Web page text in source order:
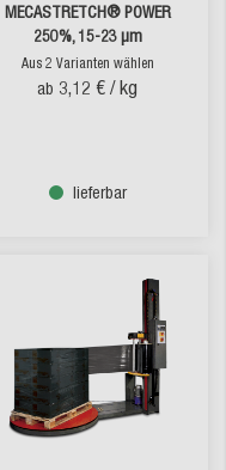
MECASTRETCH® POWER
250%, 15-23 µm
Aus 2 Varianten wählen
ab 3,12 € / kg
lieferbar